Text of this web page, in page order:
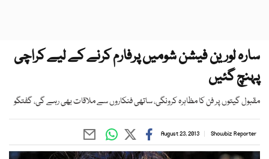
سارہ لورین فیشن شومیں پرفارم کرنے کے لیے کراچی
پہنچ گئیں
مقبول گیتوں پر فن کا مظاہرہ کرونگی، ساتھی فنکاروں سے ملاقات بھی رہے گی، گفتگو
Showbiz Reporter
August 23, 2013